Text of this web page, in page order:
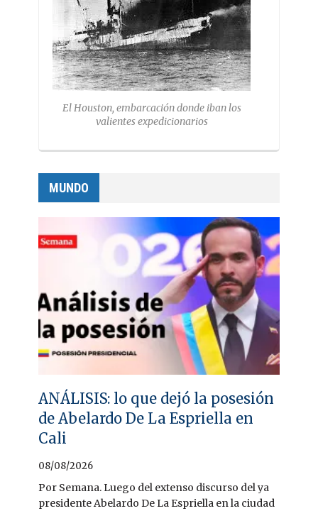
El Houston, embarcación donde iban los
valientes expedicionarios
MUNDO
ANÁLISIS: lo que dejó la posesión
de Abelardo De La Espriella en
Cali
08/08/2026
Por Semana. Luego del extenso discurso del ya
presidente Abelardo De La Espriella en la ciudad